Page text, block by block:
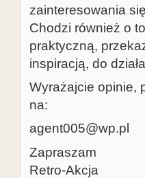
zainteresowania
Chodzi również o
praktyczną,
inspiracją, do
Wyrażajcie opinie,
na:
agent005@wp.pl
Zapraszam
Retro-Akcja